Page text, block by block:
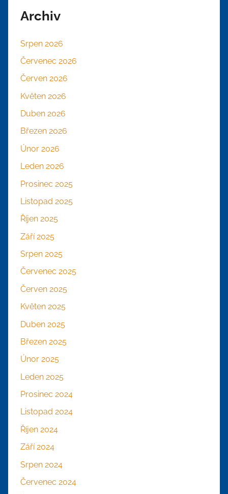
Archiv
Srpen 2026
Červenec 2026
Červen 2026
Květen 2026
Duben 2026
Březen 2026
Únor 2026
Leden 2026
Prosinec 2025
Listopad 2025
Říjen 2025
Září 2025
Srpen 2025
Červenec 2025
Červen 2025
Květen 2025
Duben 2025
Březen 2025
Únor 2025
Leden 2025
Prosinec 2024
Listopad 2024
Říjen 2024
Září 2024
Srpen 2024
Červenec 2024